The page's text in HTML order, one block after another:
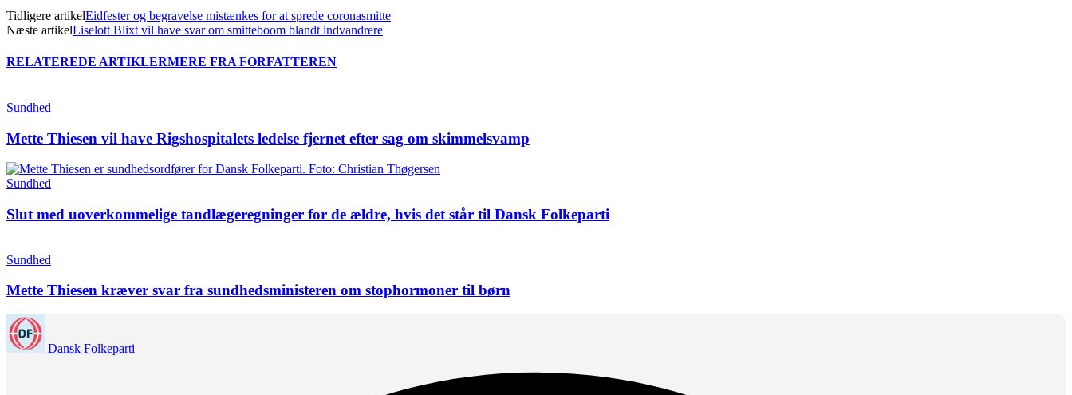
Tidligere artikelEidfester og begravelse mistænkes for at sprede coronasmitte
Næste artikelLiselott Blixt vil have svar om smitteboom blandt indvandrere
RELATEREDE ARTIKLERMERE FRA FORFATTEREN
Sundhed
Mette Thiesen vil have Rigshospitalets ledelse fjernet efter sag om skimmelsvamp
Sundhed
Slut med uoverkommelige tandlægeregninger for de ældre, hvis det står til Dansk Folkeparti
Sundhed
Mette Thiesen kræver svar fra sundhedsministeren om stophormoner til børn
Dansk Folkeparti